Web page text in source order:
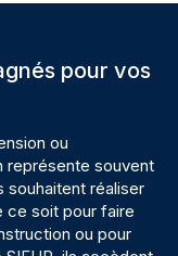
pour vos
ou
représente souvent
souhaitent réaliser
ce soit pour faire
ou pour